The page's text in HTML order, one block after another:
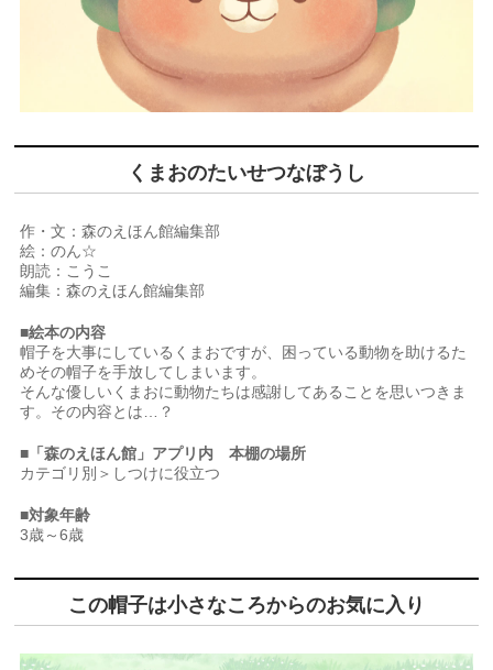
くまおのたいせつなぼうし
作・文：森のえほん館編集部
絵：のん☆
朗読：こうこ
編集：森のえほん館編集部
■絵本の内容
帽子を大事にしているくまおですが、困っている動物を助けるた
めその帽子を手放してしまいます。
そんな優しいくまおに動物たちは感謝してあることを思いつきま
す。その内容とは…？
■「森のえほん館」アプリ内 本棚の場所
カテゴリ別＞しつけに役立つ
■対象年齢
3歳～6歳
この帽子は小さなころからのお気に入り